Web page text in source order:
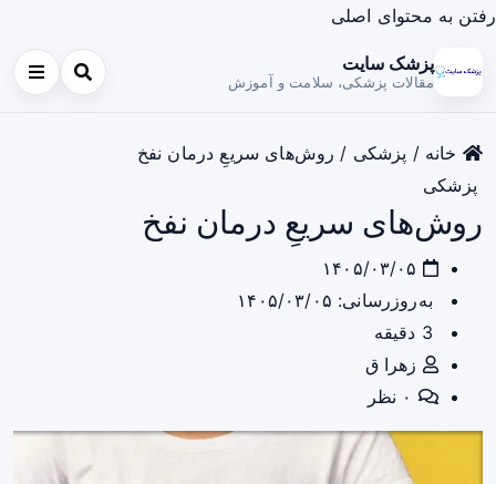
رفتن به محتوای اصلی
پزشک سایت
مقالات پزشکی، سلامت و آموزش
خانه / پزشکی / روش‌های سریعِ درمان نفخ
پزشکی
روش‌های سریعِ درمان نفخ
به‌روزرسانی: ۱۴۰۵/۰۳/۰۵
زهرا ق